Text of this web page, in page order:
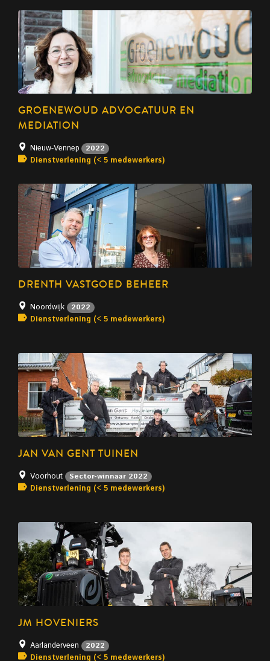
GROENEWOUD ADVOCATUUR EN
MEDIATION
Nieuw-Vennep 2022
Dienstverlening (< 5 medewerkers)
DRENTH VASTGOED BEHEER
Noordwijk 2022
Dienstverlening (< 5 medewerkers)
JAN VAN GENT TUINEN
Voorhout Sector-winnaar 2022
Dienstverlening (< 5 medewerkers)
JM HOVENIERS
Aarlanderveen 2022
Dienstverlening (< 5 medewerkers)